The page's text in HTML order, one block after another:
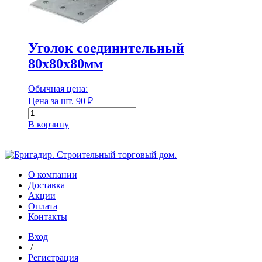
Уголок соединительный
80х80х80мм
Обычная цена:
Цена за шт. 90 ₽
Количество
товара
Уголок
80х80х80мм
В корзину
О компании
Доставка
Акции
Оплата
Контакты
Вход
/
Регистрация